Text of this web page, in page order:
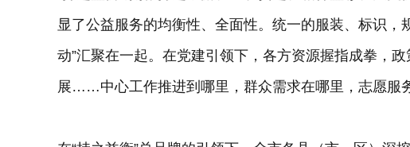
显了公益服务的均衡性、全面性。统一的服装、标识，
动”汇聚在一起。在党建引领下，各方资源握指成拳，
展……中心工作推进到哪里，群众需求在哪里，志愿服